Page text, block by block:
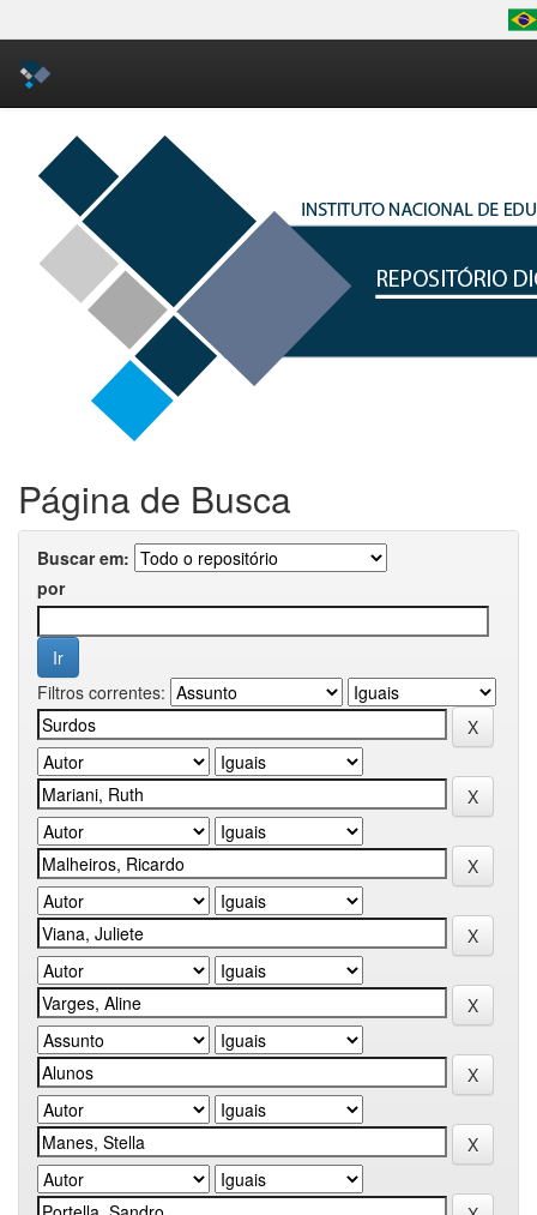
Skip
navigation
Página de Busca
Buscar em:
por
Filtros correntes: